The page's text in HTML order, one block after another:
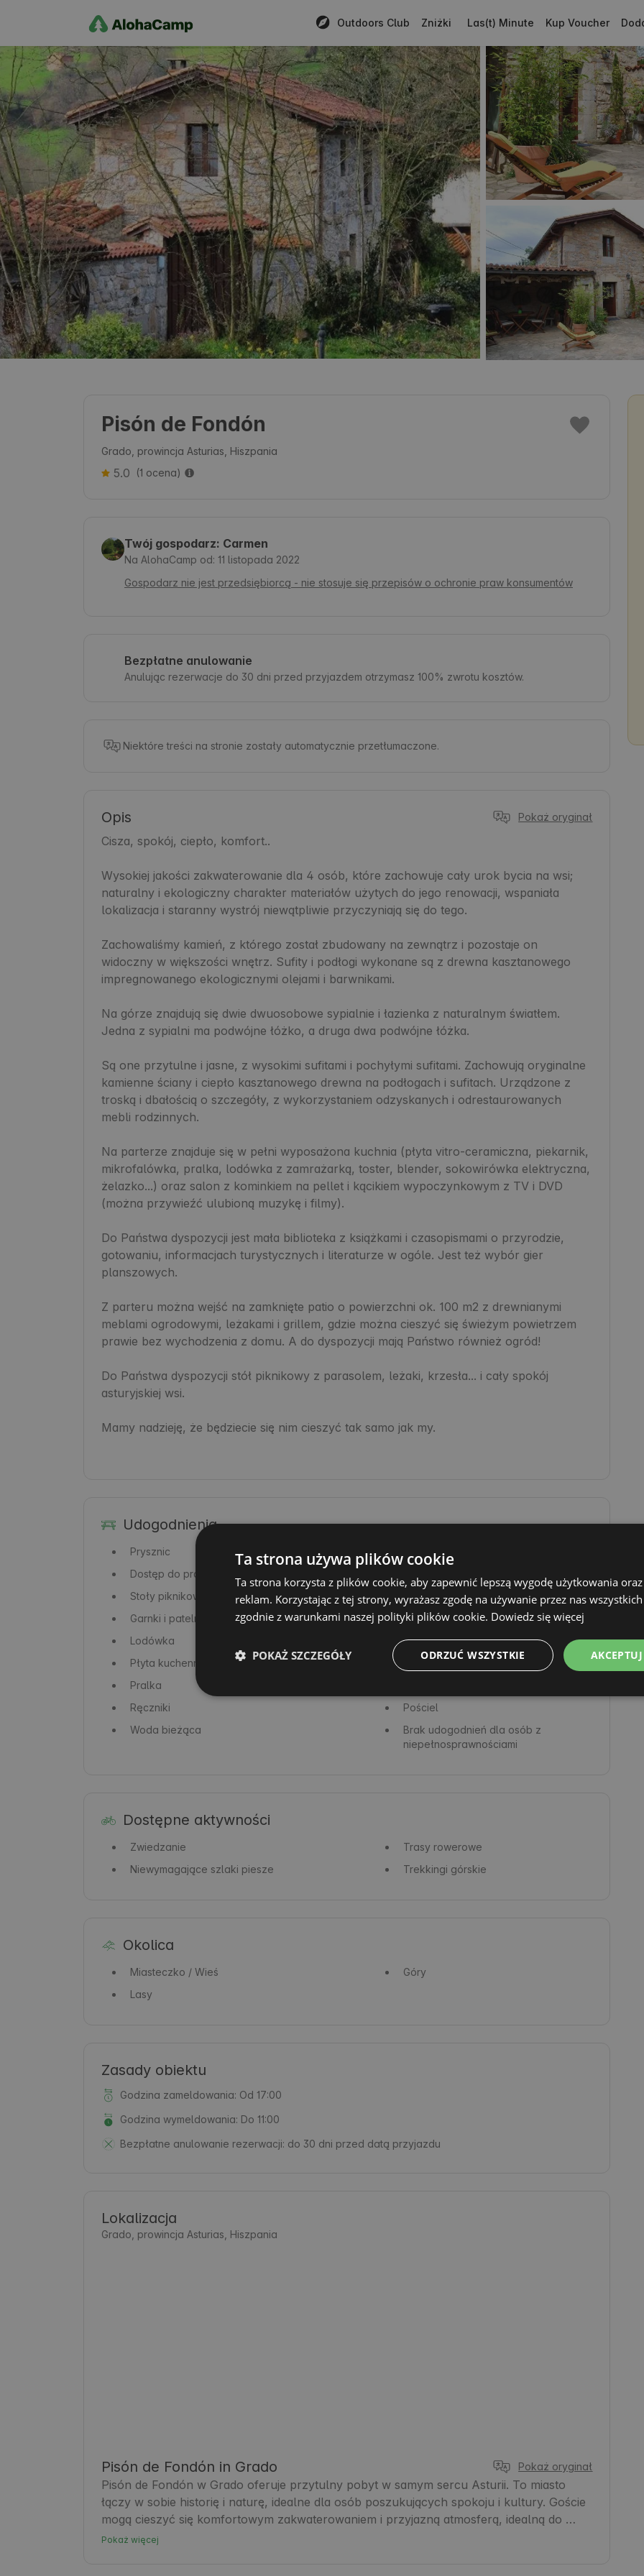
Outdoors Club Zniżki Las(t) Minute Kup Voucher
Pisón de Fondón
Grado, prowincja Asturias, Hiszpania
5.0 (1 ocena)
Twój gospodarz: Carmen
Na AlohaCamp od: 11 listopada 2022
Gospodarz nie jest przedsiębiorcą - nie stosuje się przepisów o ochronie praw konsumentów
Bezpłatne anulowanie
Anulując rezerwacje do 30 dni przed przyjazdem otrzymasz 100% zwrotu kosztów.
Niektóre treści na stronie zostały automatycznie przetłumaczone.
Opis Pokaż oryginał
Cisza, spokój, ciepło, komfort..
Wysokiej jakości zakwaterowanie dla 4 osób, które zachowuje cały urok bycia na wsi;
naturalny i ekologiczny charakter materiałów użytych do jego renowacji, wspaniała
lokalizacja i staranny wystrój niewątpliwie przyczyniają się do tego.
Zachowaliśmy kamień, z którego został zbudowany na zewnątrz i pozostaje on
widoczny w większości wnętrz. Sufity i podłogi wykonane są z drewna kasztanowego
impregnowanego ekologicznymi olejami i barwnikami.
Na górze znajdują się dwie dwuosobowe sypialnie i łazienka z naturalnym światłem.
Jedna z sypialni ma podwójne łóżko, a druga dwa podwójne łóżka.
Są one przytulne i jasne, z wysokimi sufitami i pochyłymi sufitami. Zachowują oryginalne
kamienne ściany i ciepło kasztanowego drewna na podłogach i sufitach. Urządzone z
troską i dbałością o szczegóły, z wykorzystaniem odzyskanych i odrestaurowanych
mebli rodzinnych.
Na parterze znajduje się w pełni wyposażona kuchnia (płyta vitro-ceramiczna, piekarnik,
mikrofalówka, pralka, lodówka z zamrażarką, toster, blender, sokowirówka elektryczna,
żelazko...) oraz salon z kominkiem na pellet i kącikiem wypoczynkowym z TV i DVD
(można przywieźć ulubioną muzykę i filmy).
Do Państwa dyspozycji jest mała biblioteka z książkami i czasopismami o przyrodzie,
gotowaniu, informacjach turystycznych i literaturze w ogóle. Jest też wybór gier
planszowych.
Z parteru można wejść na zamknięte patio o powierzchni ok. 100 m2 z drewnianymi
meblami ogrodowymi, leżakami i grillem, gdzie można cieszyć się świeżym powietrzem
prawie bez wychodzenia z domu. A do dyspozycji mają Państwo również ogród!
Do Państwa dyspozycji stół piknikowy z parasolem, leżaki, krzesła... i cały spokój
asturyjskiej wsi.
Mamy nadzieję, że będziecie się nim cieszyć tak samo jak my.
Udogodnienia
Prysznic
Toaleta
Dostęp do prądu
Stoły piknikowe
Śmietniki
Garnki i patelnie
Naczynia, kieliszki i sztućce
Lodówka
Zmywarka do naczyń
Płyta kuchenna / kuchenka
Piekarnik
Pralka
Ręczniki
Pościel
Woda bieżąca
Brak udogodnień dla osób z
niepełnosprawnościami
Dostępne aktywności
Zwiedzanie
Trasy rowerowe
Niewymagające szlaki piesze
Trekkingi górskie
Okolica
Miasteczko / Wieś
Góry
Lasy
Zasady obiektu
Godzina zameldowania: Od 17:00
Godzina wymeldowania: Do 11:00
Bezpłatne anulowanie rezerwacji: do 30 dni przed datą przyjazdu
Lokalizacja
Grado, prowincja Asturias, Hiszpania
Pisón de Fondón in Grado Pokaż oryginał
Pisón de Fondón w Grado oferuje przytulny pobyt w samym sercu Asturii. To miasto
łączy w sobie historię i naturę, idealne dla osób poszukujących spokoju i kultury. Goście
mogą cieszyć się komfortowym zakwaterowaniem i przyjazną atmosferą, idealną do
zwiedzania regionu. Grado słynie z tradycyjnego rynku i typowej architektury, które
Pokaż więcej
Ta strona używa plików cookie
Ta strona korzysta z plików cookie, aby zapewnić lepszą wygodę użytkowania
reklam. Korzystając z tej strony, wyrażasz zgodę na używanie przez nas
zgodnie z warunkami naszej polityki plików cookie. Dowiedz się więcej
ODRZUĆ WSZYSTKIE
POKAŻ SZCZEGÓŁY